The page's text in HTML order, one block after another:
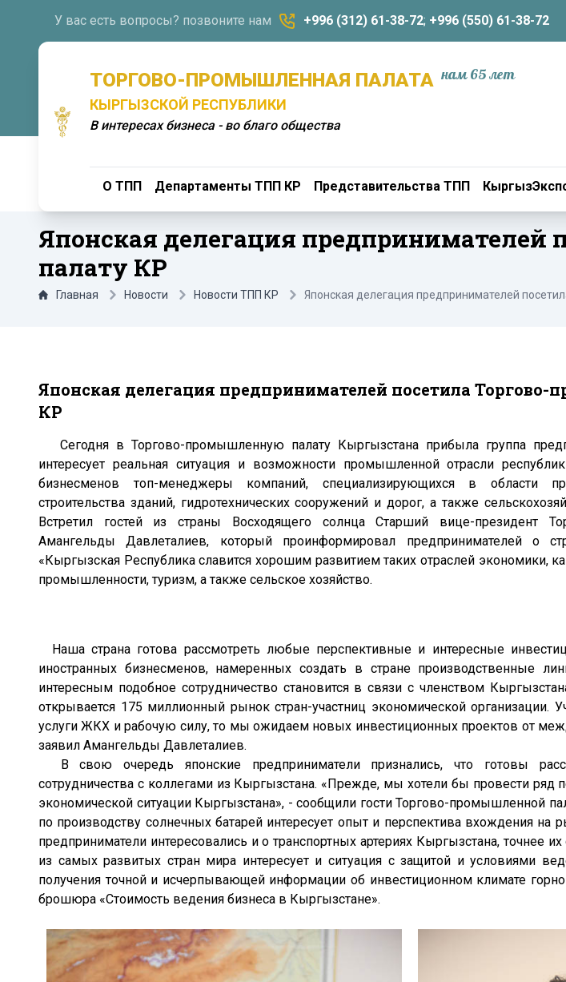
У вас есть вопросы? позвоните нам +996 (312) 61-38-72; +996 (550) 61-38-72
ТОРГОВО-ПРОМЫШЛЕННАЯ ПАЛАТА нам 65 лет
КЫРГЫЗСКОЙ РЕСПУБЛИКИ
В интересах бизнеса - во благо общества
О ТПП Департаменты ТПП КР Представительства ТПП
Японская делегация
палату КР
Главная Новости Новости ТПП КР Японская делегация предпринимателей
Японская делегация предпринимателей посетила
КР
Сегодня в Торгово-промышленную палату Кыргызстана прибыла группа
интересует реальная ситуация и возможности промышленной отрасли
бизнесменов топ-менеджеры компаний, специализирующихся в области
строительства зданий, гидротехнических сооружений и дорог, а также
Встретил гостей из страны Восходящего солнца Старший вице-президент
Амангельды Давлеталиев, который проинформировал предпринимателей о
«Кыргызская Республика славится хорошим развитием таких отраслей экономики,
промышленности, туризм, а также сельское хозяйство.
Наша страна готова рассмотреть любые перспективные и интересные
иностранных бизнесменов, намеренных создать в стране производственные
интересным подобное сотрудничество становится в связи с членством
открывается 175 миллионный рынок стран-участниц экономической организации.
услуги ЖКХ и рабочую силу, то мы ожидаем новых инвестиционных проектов от
заявил Амангельды Давлеталиев.
В свою очередь японские предприниматели признались, что готовы
сотрудничества с коллегами из Кыргызстана. «Прежде, мы хотели бы провести ряд
экономической ситуации Кыргызстана», - сообщили гости Торгово-промышленной
по производству солнечных батарей интересует опыт и перспектива вхождения
предприниматели интересовались и о транспортных артериях Кыргызстана, точнее
из самых развитых стран мира интересует и ситуация с защитой и условиями
получения точной и исчерпывающей информации об инвестиционном климате
брошюра «Стоимость ведения бизнеса в Кыргызстане».